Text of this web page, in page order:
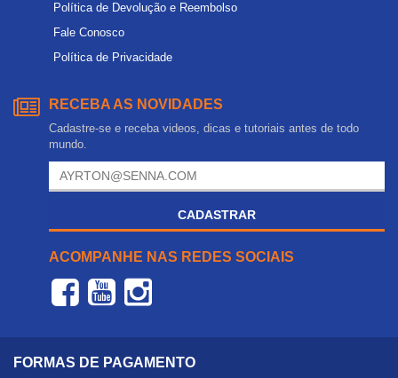
Política de Devolução e Reembolso
Fale Conosco
Política de Privacidade
RECEBA AS NOVIDADES
Cadastre-se e receba videos, dicas e tutoriais antes de todo
mundo.
CADASTRAR
ACOMPANHE NAS REDES SOCIAIS
FORMAS DE PAGAMENTO